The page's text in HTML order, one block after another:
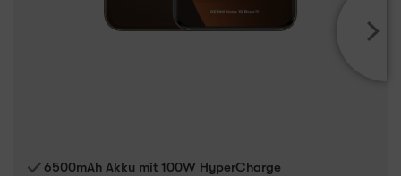
6500mAh Akku mit 100W HyperCharge